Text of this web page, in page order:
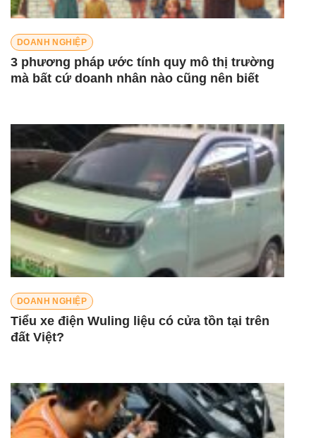
DOANH NGHIỆP
3 phương pháp ước tính quy mô thị trường
mà bất cứ doanh nhân nào cũng nên biết
DOANH NGHIỆP
Tiểu xe điện Wuling liệu có cửa tồn tại trên
đất Việt?